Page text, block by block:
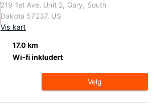
219 1st Ave, Unit 2, Gary, South
Dakota 57237, US
Vis kart
17.0 km
Wi-fi inkludert
Velg